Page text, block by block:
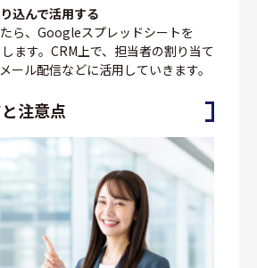
込んで活用する
ら、Googleスプレッドシートを
ます。CRM上で、担当者の割り当て
ール配信などに活用していきます。
注意点